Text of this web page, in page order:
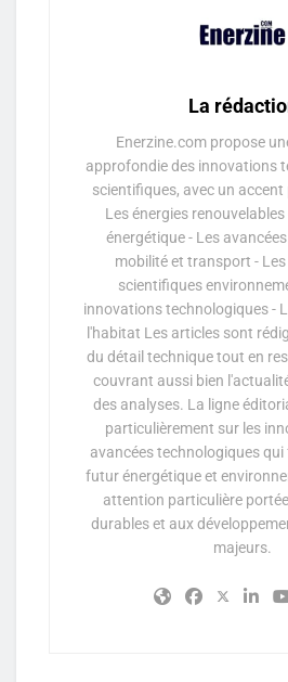
La
Enerzine.com propose
approfondie des innovations
scientifiques, avec un accent
Les énergies
énergétique - Les
mobilité et transport -
scientifiques
innovations technologiques -
l'habitat Les articles sont
du détail technique tout en
couvrant aussi bien
des analyses. La ligne
particulièrement sur les
avancées technologiques
futur énergétique et
attention particulière
durables et aux
majeurs.